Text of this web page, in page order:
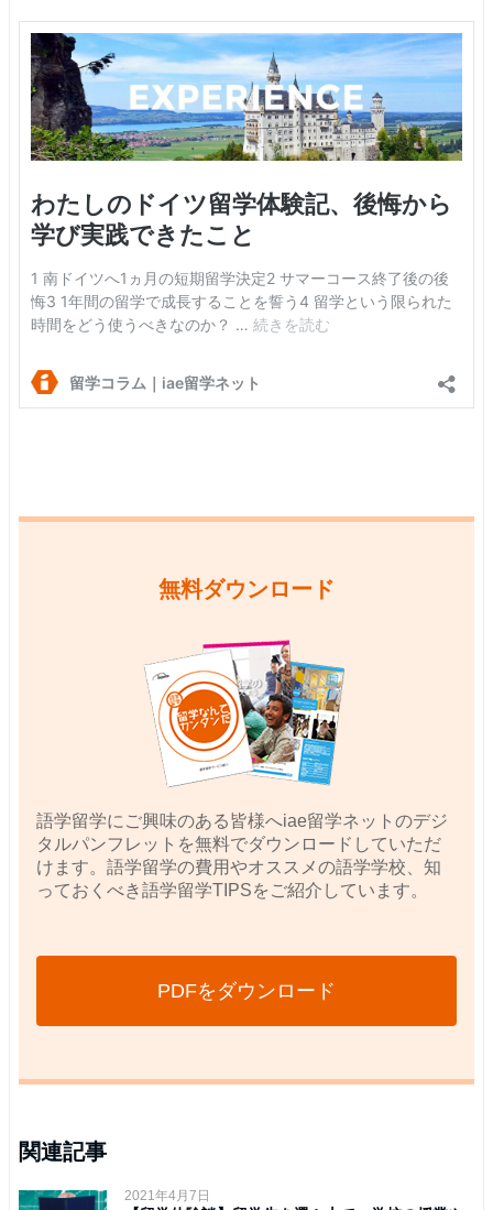
無料ダウンロード
語学留学にご興味のある皆様へiae留学ネットのデジ
タルパンフレットを無料でダウンロードしていただ
けます。語学留学の費用やオススメの語学学校、知
っておくべき語学留学TIPSをご紹介しています。
PDFをダウンロード
関連記事
2021年4月7日